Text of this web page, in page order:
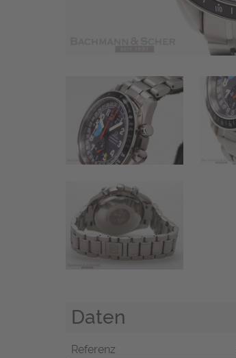
Daten
Referenz